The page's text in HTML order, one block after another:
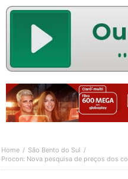
Home
São Bento do Sul
Procon: Nova pesquisa de preços dos